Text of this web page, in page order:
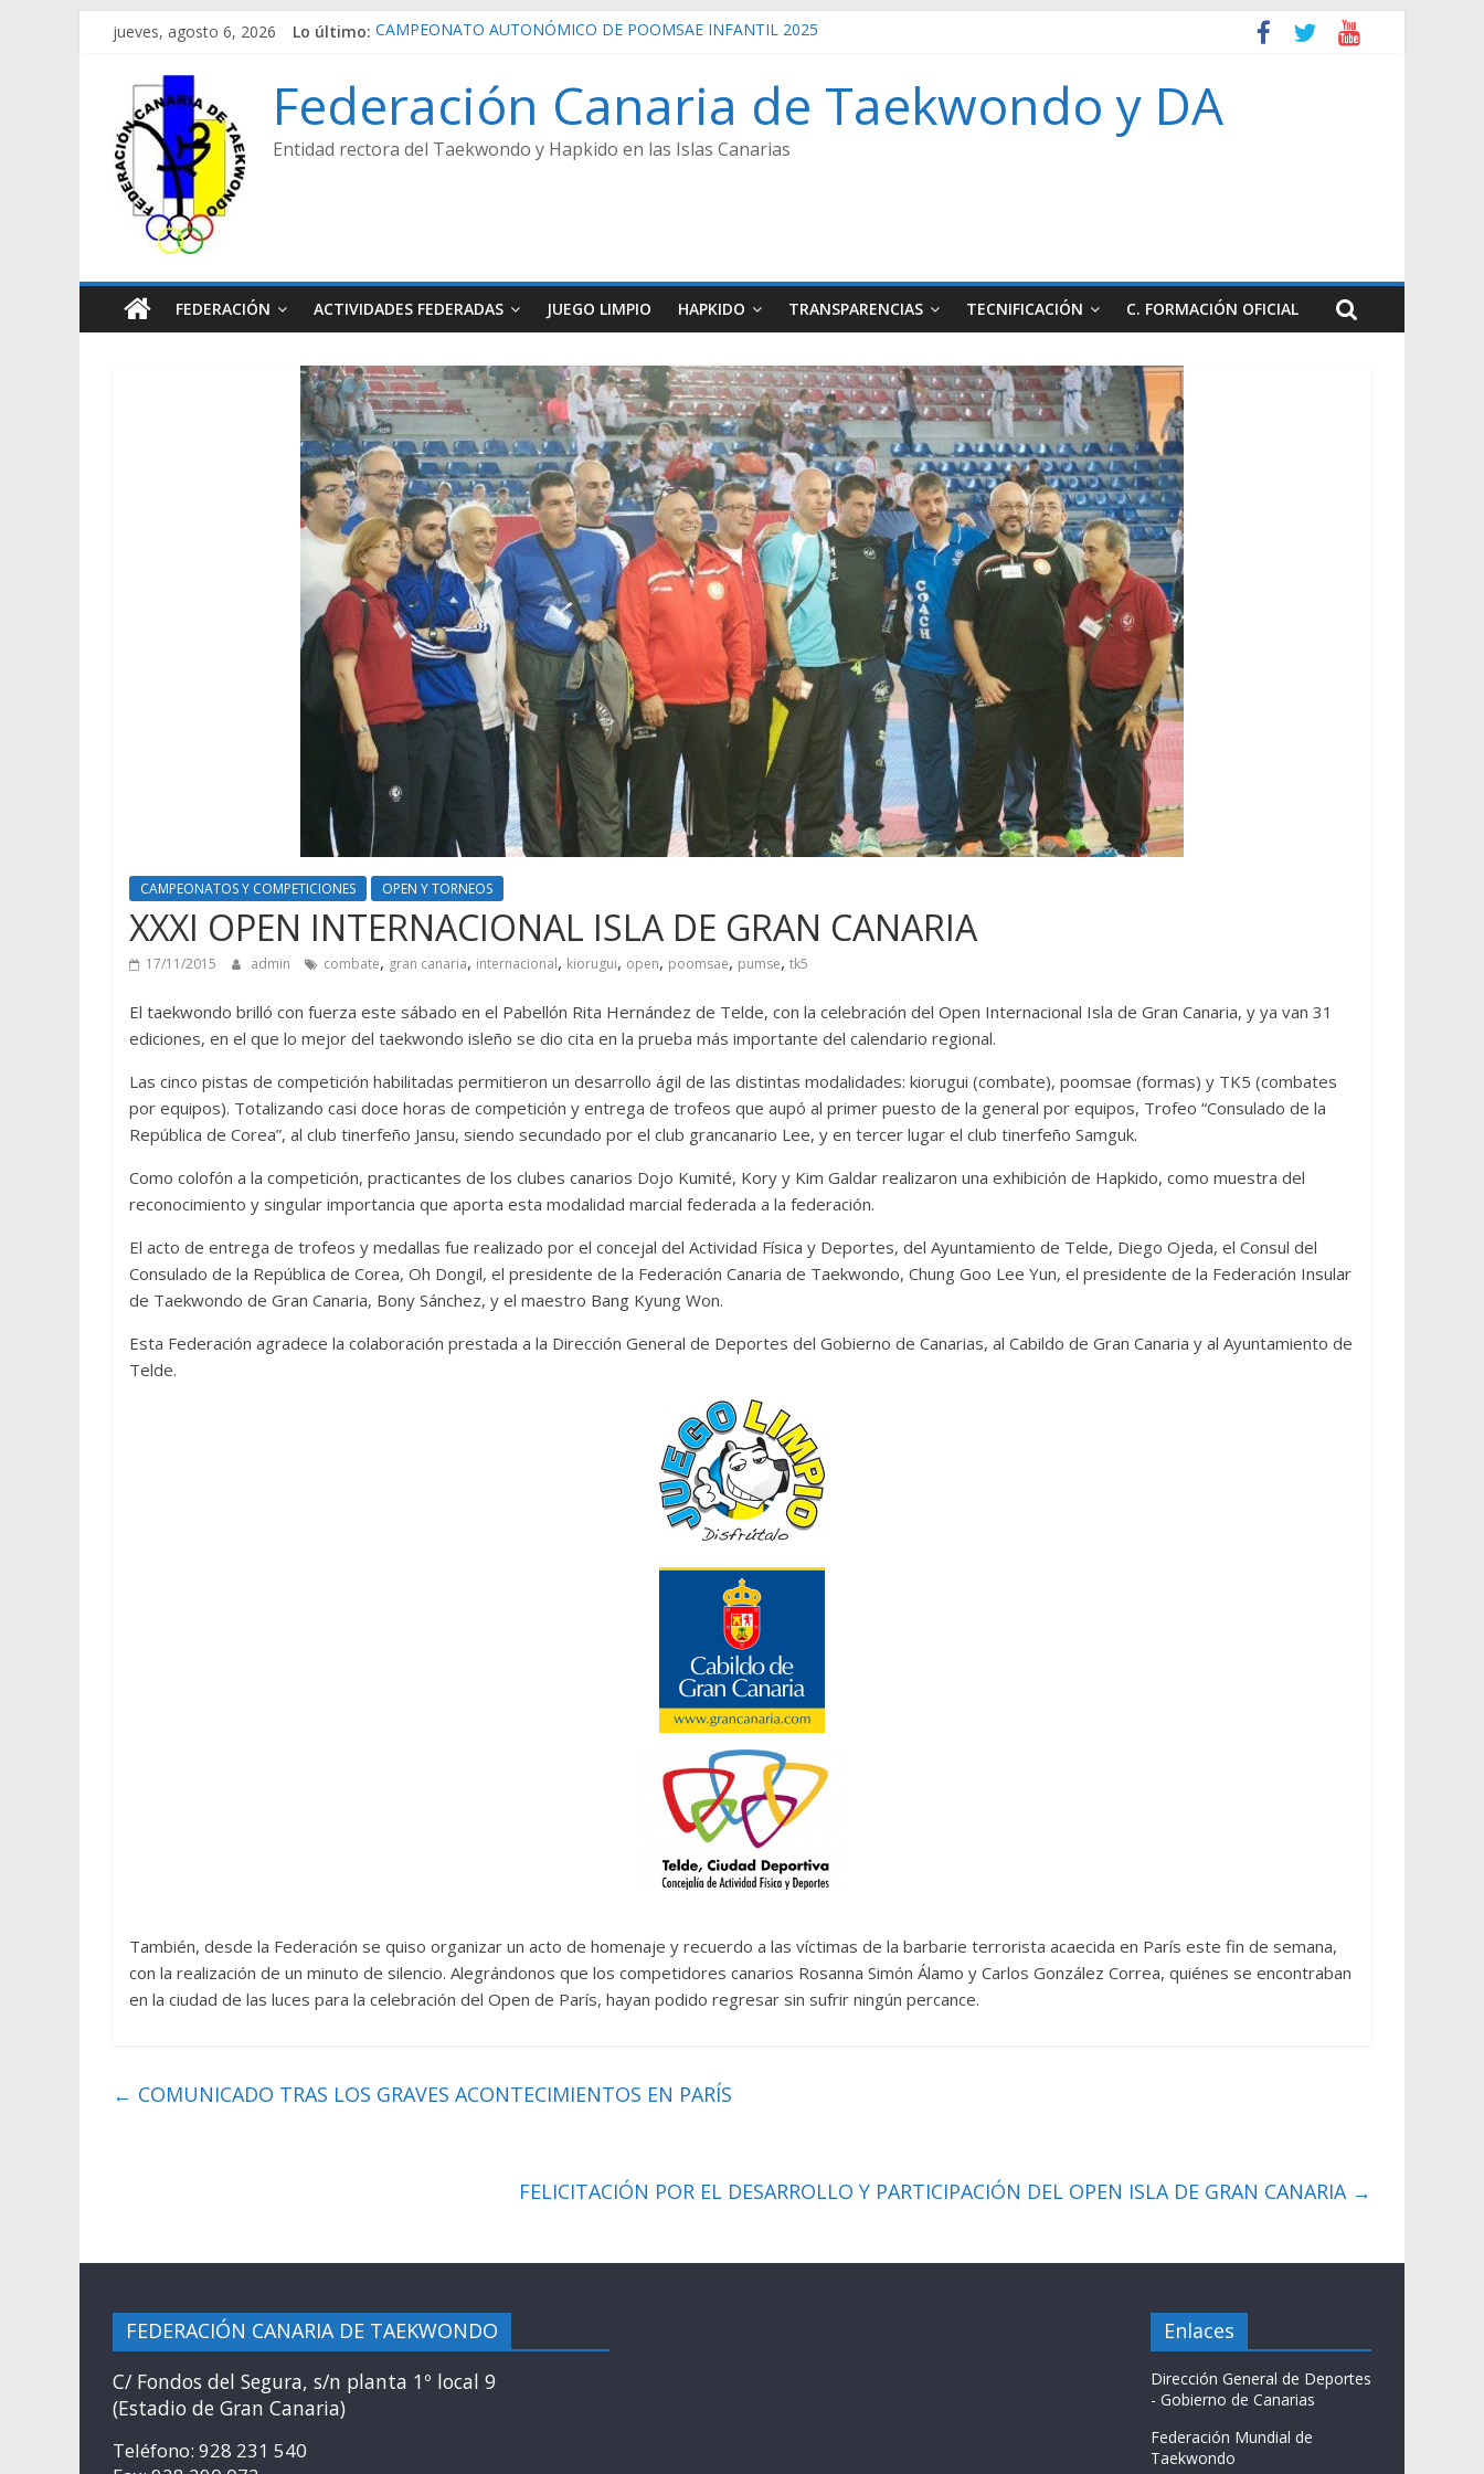
Saltar
contenido
jueves, agosto 6, 2026 Lo último: CAMPEONATO AUTONÓMICO DE POOMSAE INFANTIL 2025
CAMPEONATO AUTONÓMICO CADETE 2026 GANADORES
CAMPEONATO AUTONÓMICO JUNIOR 24/01/2026 GANADORES
CAMPEONATO AUTONÓMICO SENIOR 2025
Federación Canaria de Taekwondo y DA
Entidad rectora del Taekwondo y Hapkido en las Islas Canarias
FEDERACIÓN ACTIVIDADES FEDERADAS JUEGO LIMPIO HAPKIDO TRANSPARENCIAS TECNIFICACIÓN C. FORMACIÓN OFICIAL
CAMPEONATOS Y COMPETICIONES OPEN Y TORNEOS
XXXI OPEN INTERNACIONAL ISLA DE GRAN CANARIA
17/11/2015 admin combate, gran canaria, internacional, kiorugui, open, poomsae, pumse, tk5
El taekwondo brilló con fuerza este sábado en el Pabellón Rita Hernández de Telde, con la celebración del Open Internacional Isla de Gran Canaria, y ya van 31
ediciones, en el que lo mejor del taekwondo isleño se dio cita en la prueba más importante del calendario regional.
Las cinco pistas de competición habilitadas permitieron un desarrollo ágil de las distintas modalidades: kiorugui (combate), poomsae (formas) y TK5 (combates
por equipos). Totalizando casi doce horas de competición y entrega de trofeos que aupó al primer puesto de la general por equipos, Trofeo “Consulado de la
República de Corea”, al club tinerfeño Jansu, siendo secundado por el club grancanario Lee, y en tercer lugar el club tinerfeño Samguk.
Como colofón a la competición, practicantes de los clubes canarios Dojo Kumité, Kory y Kim Galdar realizaron una exhibición de Hapkido, como muestra del
reconocimiento y singular importancia que aporta esta modalidad marcial federada a la federación.
El acto de entrega de trofeos y medallas fue realizado por el concejal del Actividad Física y Deportes, del Ayuntamiento de Telde, Diego Ojeda, el Consul del
Consulado de la República de Corea, Oh Dongil, el presidente de la Federación Canaria de Taekwondo, Chung Goo Lee Yun, el presidente de la Federación Insular
de Taekwondo de Gran Canaria, Bony Sánchez, y el maestro Bang Kyung Won.
Esta Federación agradece la colaboración prestada a la Dirección General de Deportes del Gobierno de Canarias, al Cabildo de Gran Canaria y al Ayuntamiento de
Telde.
También, desde la Federación se quiso organizar un acto de homenaje y recuerdo a las víctimas de la barbarie terrorista acaecida en París este fin de semana,
con la realización de un minuto de silencio. Alegrándonos que los competidores canarios Rosanna Simón Álamo y Carlos González Correa, quiénes se encontraban
en la ciudad de las luces para la celebración del Open de París, hayan podido regresar sin sufrir ningún percance.
← COMUNICADO TRAS LOS GRAVES ACONTECIMIENTOS EN PARÍS
FELICITACIÓN POR EL DESARROLLO Y PARTICIPACIÓN DEL OPEN ISLA DE GRAN CANARIA →
FEDERACIÓN CANARIA DE TAEKWONDO
C/ Fondos del Segura, s/n planta 1º local 9
(Estadio de Gran Canaria)
Teléfono: 928 231 540
Enlaces
Dirección General de Deportes
- Gobierno de Canarias
Federación Mundial de
Taekwondo